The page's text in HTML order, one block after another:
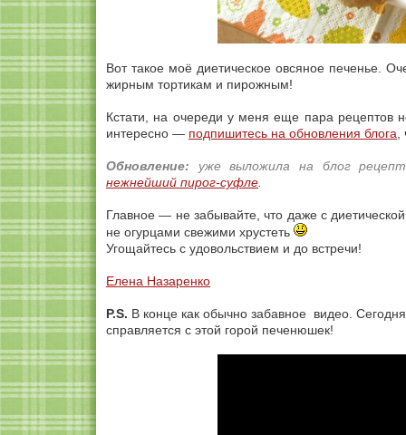
Вот такое моё диетическое овсяное печенье.
жирным тортикам и пирожным!
Кстати, на очереди у меня еще пара рецептов
интересно — подпишитесь на обновления блога,
Обновление: уже выложила на блог рецепт
нежнейший пирог-суфле.
Главное — не забывайте, что даже с
не огурцами свежими хрустеть
Угощайтесь с удовольствием и до встречи!
Елена Назаренко
P.S. В конце как обычно забавное видео.
справляется с этой горой печенюшек!